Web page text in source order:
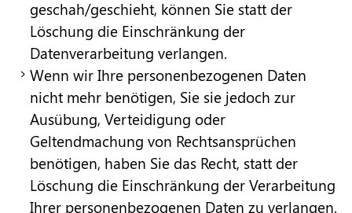
geschah/geschieht, können Sie statt der
Löschung die Einschränkung der
Datenverarbeitung verlangen.
Wenn wir Ihre personenbezogenen Daten
nicht mehr benötigen, Sie sie jedoch zur
Ausübung, Verteidigung oder
Geltendmachung von Rechtsansprüchen
benötigen, haben Sie das Recht, statt der
Löschung die Einschränkung der Verarbeitung
Ihrer personenbezogenen Daten zu verlangen.